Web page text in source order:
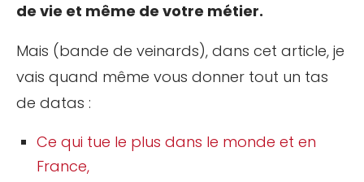
de vie et même de votre métier.
Mais (bande de veinards), dans cet article, je
vais quand même vous donner tout un tas
de datas :
Ce qui tue le plus dans le monde et en
France,